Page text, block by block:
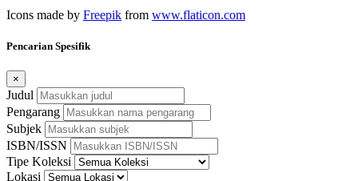
Icons made by Freepik from www.flaticon.com
Pencarian Spesifik
×
Judul
Pengarang
Subjek
ISBN/ISSN
Tipe Koleksi
Lokasi